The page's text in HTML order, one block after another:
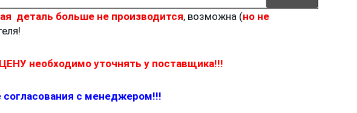
деталь больше не производится, возможна (но не
необходимо уточнять у поставщика!!!
согласования с менеджером!!!